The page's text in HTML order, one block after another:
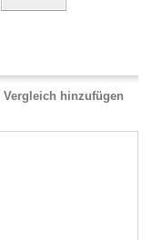
Vergleich hinzufügen